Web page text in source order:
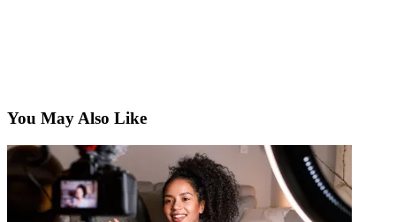
You May Also Like